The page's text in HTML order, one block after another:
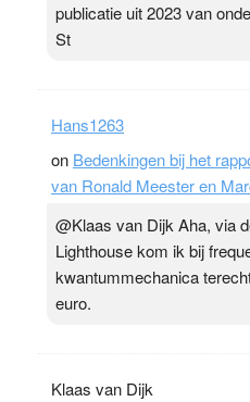
publicatie uit 2023 van
St
Hans1263
on Bedenkingen bij het
van Ronald Meester en
@Klaas van Dijk Aha, via
Lighthouse kom ik bij
kwantummechanica
euro.
Klaas van Dijk